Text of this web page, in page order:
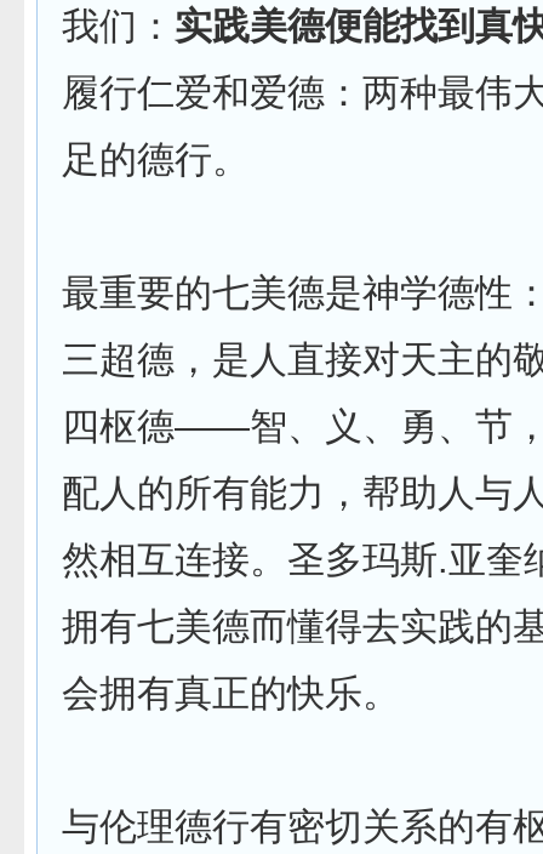
我们： 实践美德便能找到真
履行仁爱和爱德：两种最伟
足的德行。
最重要的七美德是神学德性
三超德，是人直接对天主的
四枢德——智、义、勇、节
配人的所有能力，帮助人与
然相互连接。圣多玛斯.亚奎
拥有七美德而懂得去实践的
会拥有真正的快乐。
与伦理德行有密切关系的有